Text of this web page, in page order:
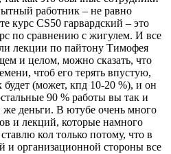
работник – не равно
курс CS50 гарвардский – это
по сравнению с жигулем. И все
лекции по пайтону Тимофея
и целом, можно сказать, что
чтоб его терять впустую,
(может, кпд 10-20 %), и он
90 % работы вы так и
же деньги. В ютубе очень много
и лекций, которые намного
кол только потому, что в
и организационной стороны все